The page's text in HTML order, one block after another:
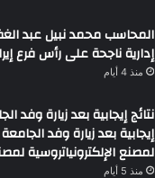
المحاسب محمد نبيل عبد
إدارية ناجحة على رأس فرع
منذ 4 أيام
نتائج إيجابية بعد زيارة وفد
إيجابية بعد زيارة وفد
لمصنع الإلكترونياتروسية
منذ 5 أيام